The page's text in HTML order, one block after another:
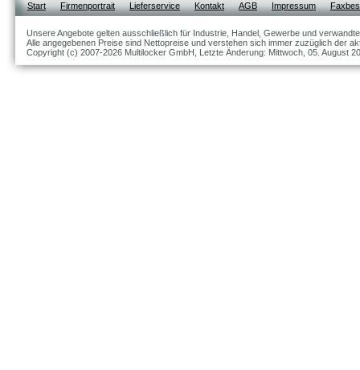
Start Firmenportrait Lieferservice Kontakt AGB Impressum
Unsere Angebote gelten ausschließlich für Industrie, Handel, Gewerbe und
Alle angegebenen Preise sind Nettopreise und verstehen sich immer zuzüglich der
Copyright (c) 2007-2026 Multilocker GmbH, Letzte Änderung: Mittwoch, 05. August